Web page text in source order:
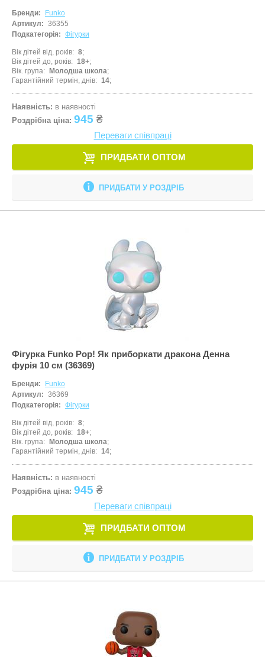
Бренди:
Funko
Артикул: 36355
Подкатегорія: Фігурки
Вік дітей від, років
8
Вік дітей до, років
18+
Вік. група
Молодша школа
Гарантійний термін, днів
14
Наявність: в наявності
Роздрібна ціна: 945 ₴
Переваги співпраці
ПРИДБАТИ ОПТОМ
ПРИДБАТИ У РОЗДРІБ
Фігурка Funko Pop! Як приборкати дракона Денна
фурія 10 см (36369)
Бренди:
Funko
Артикул: 36369
Подкатегорія: Фігурки
Вік дітей від, років
8
Вік дітей до, років
18+
Вік. група
Молодша школа
Гарантійний термін, днів
14
Наявність: в наявності
Роздрібна ціна: 945 ₴
Переваги співпраці
ПРИДБАТИ ОПТОМ
ПРИДБАТИ У РОЗДРІБ